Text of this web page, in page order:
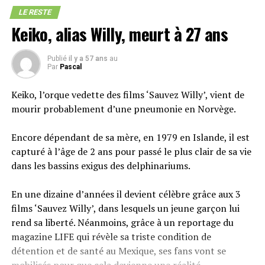
Barcelone possède de nombreux musées et des lieux très
importants dans le domaine artistique. L’un de ces lieux
représentatifs est le Gran Teatro del Liceo, où certains
des artistes les plus talentueux du monde ont chanté. Il
y a des spectacles chaque semaine et des visites guidées
très instructives, même si, pour mieux les comprendre,
il serait beaucoup plus utile de prendre un cours
d’espagnol à Barcelone.
Quant aux musées, l’un des plus importants est le
musée Picasso, où sont exposées quelque 4251 œuvres
d’art très importantes, dont certaines de la jeunesse de
Picasso, comme Las Meninas. Il s’agit d’un complexe de
cinq palais.
Il existe également de nombreuses cathédrales
historiques ou bâtiments religieux qui ont réussi à
traverser les siècles. Parmi les plus importantes, citons
que vous soyez en train de travailler dur pour vos
études, que vous fassiez du sport, ou que vous essayiez
de composer avec un emploi du temps social bien
rempli.
Devriez-vous tester le CBD ?
n’est pas enivrant, il ne vous fera pas planer et est
disponible sous des dizaines de formats. Quelques
gouttes d’huile de CBD sont parfaites le matin dans le
café, ou bien, si vous souhaitez rester concentré toute la
journée, les gélules aux CBD sans odeur ni saveur ne
pourraient être plus simples à consommer.
Quoi qu’il en soit, on trouve des tonnes de ressources où
en **apprendre encore plus sur le CBD,les différentes
LE RESTE
Keiko, alias Willy, meurt à 27 ans
Publié il y a 57 ans au
Par Pascal
Keiko, l’orque vedette des films ‘Sauvez Willy’, vient de
mourir probablement d’une pneumonie en Norvège.
Encore dépendant de sa mère, en 1979 en Islande, il est
capturé à l’âge de 2 ans pour passé le plus clair de sa vie
dans les bassins exigus des delphinariums.
En une dizaine d’années il devient célèbre grâce aux 3
films ‘Sauvez Willy’, dans lesquels un jeune garçon lui
rend sa liberté. Néanmoins, grâce à un reportage du
magazine LIFE qui révèle sa triste condition de
détention et de santé au Mexique, ses fans vont se